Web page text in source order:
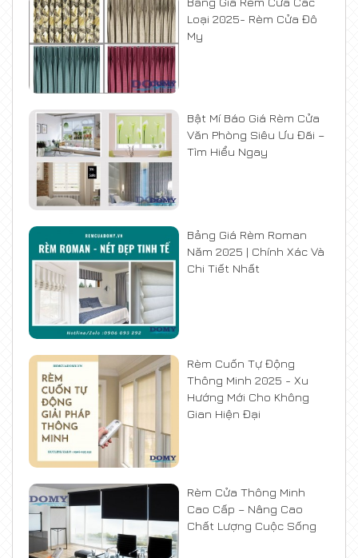
Loại 2025- Rèm Cửa Đô
My
Bật Mí Báo Giá Rèm Cửa
Văn Phòng Siêu Ưu Đãi –
Tìm Hiểu Ngay
Bảng Giá Rèm Roman
Năm 2025 | Chính Xác Và
Chi Tiết Nhất
Rèm Cuốn Tự Động
Thông Minh 2025 - Xu
Hướng Mới Cho Không
Gian Hiện Đại
Rèm Cửa Thông Minh
Cao Cấp – Nâng Cao
Chất Lượng Cuộc Sống